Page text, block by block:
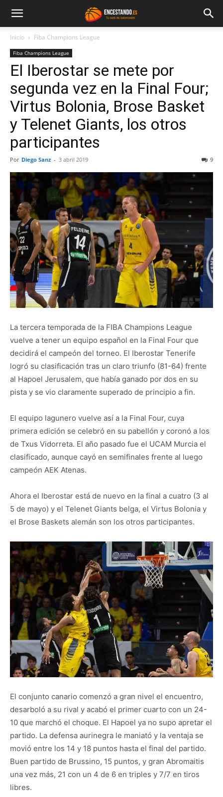
Inicio Fiba Champions League
Fiba Champions League
El Iberostar se mete por
segunda vez en la Final Four;
Virtus Bolonia, Brose Basket
y Telenet Giants, los otros
participantes
Por Diego Sanz - 3 abril 2019 9
La tercera temporada de la FIBA Champions League
vuelve a tener un equipo español en la Final Four que
decidirá el campeón del torneo. El Iberostar Tenerife
logró su clasificación tras un claro triunfo (81-64) frente
al Hapoel Jerusalem, que había ganado por dos en su
pista y se vio claramente superado de principio a fin.
El equipo lagunero vuelve así a la Final Four, cuya
primera edición se celebró en su pabellón y coronó a los
de Txus Vidorreta. El año pasado fue el UCAM Murcia el
clasificado, aunque cayó en semifinales frente al luego
campeón AEK Atenas.
Ahora el Iberostar está de nuevo en la final a cuatro (3 al
5 de mayo) y el Telenet Giants belga, el Virtus Bolonia y
el Brose Baskets alemán son los otros participantes.
El conjunto canario comenzó a gran nivel el encuentro,
desarboló a su rival y acabó el primer cuarto con un 24-
10 que marchó el choque. El Hapoel ya no supo apretar el
partido. La defensa aurinegra le maniató y la ventaja se
movió entre los 14 y 18 puntos hasta el final del partido.
Buen partido de Brussino, 15 puntos, y gran Abromaitis
una vez más, 21 con un 4 de 6 en triples y 7/7 en tiros
libres.